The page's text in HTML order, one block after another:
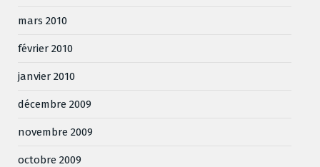
mars 2010
février 2010
janvier 2010
décembre 2009
novembre 2009
octobre 2009